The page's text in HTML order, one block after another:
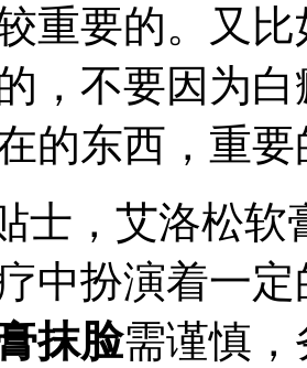
重要的。又比
，不要因为
的东西，重
士，艾洛松软
中扮演着一
抹脸需谨慎